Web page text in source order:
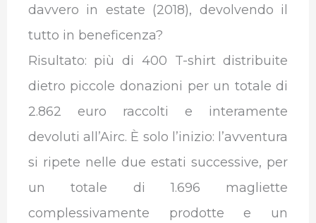
davvero in estate (2018), devolvendo il
tutto in beneficenza?
Risultato: più di 400 T-shirt distribuite
dietro piccole donazioni per un totale di
2.862 euro raccolti e interamente
devoluti all’Airc. È solo l’inizio: l’avventura
si ripete nelle due estati successive, per
un totale di 1.696 magliette
complessivamente prodotte e un